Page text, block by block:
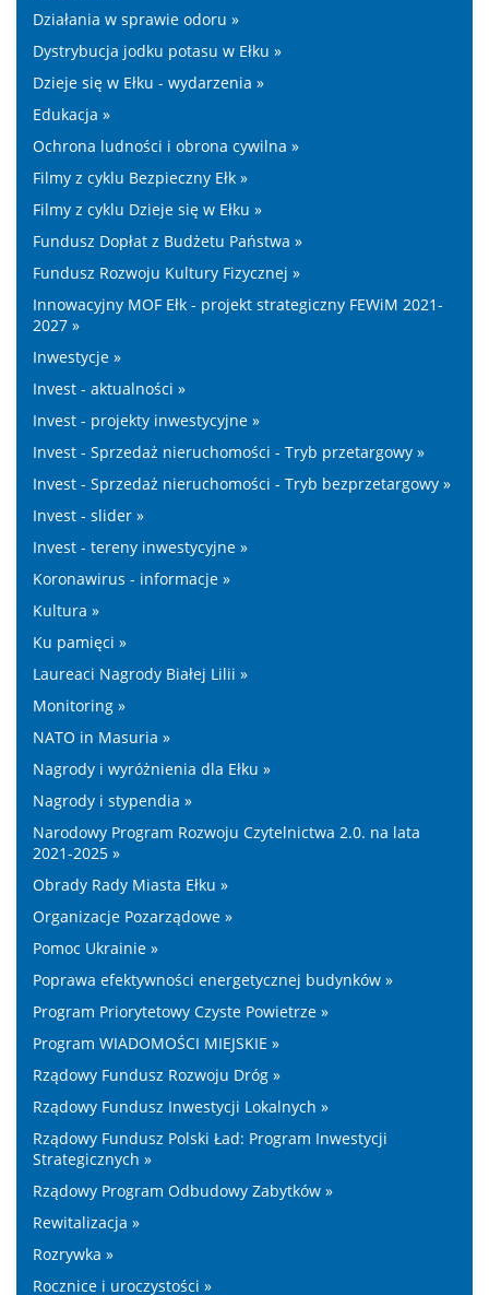
Działania w sprawie odoru »
Dystrybucja jodku potasu w Ełku »
Dzieje się w Ełku - wydarzenia »
Edukacja »
Ochrona ludności i obrona cywilna »
Filmy z cyklu Bezpieczny Ełk »
Filmy z cyklu Dzieje się w Ełku »
Fundusz Dopłat z Budżetu Państwa »
Fundusz Rozwoju Kultury Fizycznej »
Innowacyjny MOF Ełk - projekt strategiczny FEWiM 2021-
2027 »
Inwestycje »
Invest - aktualności »
Invest - projekty inwestycyjne »
Invest - Sprzedaż nieruchomości - Tryb przetargowy »
Invest - Sprzedaż nieruchomości - Tryb bezprzetargowy »
Invest - slider »
Invest - tereny inwestycyjne »
Koronawirus - informacje »
Kultura »
Ku pamięci »
Laureaci Nagrody Białej Lilii »
Monitoring »
NATO in Masuria »
Nagrody i wyróżnienia dla Ełku »
Nagrody i stypendia »
Narodowy Program Rozwoju Czytelnictwa 2.0. na lata
2021-2025 »
Obrady Rady Miasta Ełku »
Organizacje Pozarządowe »
Pomoc Ukrainie »
Poprawa efektywności energetycznej budynków »
Program Priorytetowy Czyste Powietrze »
Program WIADOMOŚCI MIEJSKIE »
Rządowy Fundusz Rozwoju Dróg »
Rządowy Fundusz Inwestycji Lokalnych »
Rządowy Fundusz Polski Ład: Program Inwestycji
Strategicznych »
Rządowy Program Odbudowy Zabytków »
Rewitalizacja »
Rozrywka »
Rocznice i uroczystości »